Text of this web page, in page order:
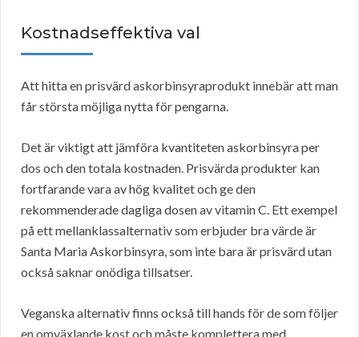
Kostnadseffektiva val
Att hitta en prisvärd askorbinsyraprodukt innebär att man
får största möjliga nytta för pengarna.
Det är viktigt att jämföra kvantiteten askorbinsyra per
dos och den totala kostnaden. Prisvärda produkter kan
fortfarande vara av hög kvalitet och ge den
rekommenderade dagliga dosen av vitamin C. Ett exempel
på ett mellanklassalternativ som erbjuder bra värde är
Santa Maria Askorbinsyra, som inte bara är prisvärd utan
också saknar onödiga tillsatser.
Veganska alternativ finns också till hands för de som följer
en omväxlande kost och måste komplettera med